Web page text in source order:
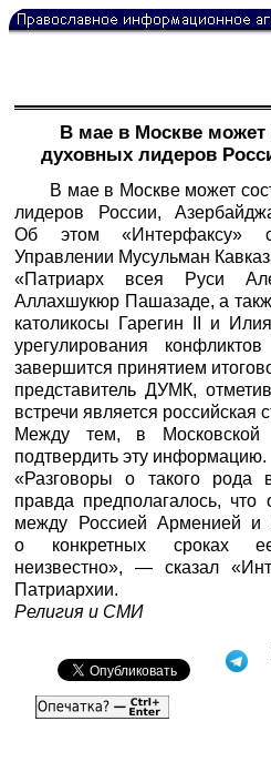
В мае в Москве может
духовных лидеров
В мае в Москве может
лидеров России,
Об этом «Интерфаксу»
Управлении Мусульман
«Патриарх всея Руси
Аллахшукюр Пашазаде, а
католикосы Гарегин II и
урегулирования
завершится принятием
представитель ДУМК,
встречи является российская
Между тем, в Московской
подтвердить эту информацию.
«Разговоры о такого рода
правда предполагалось, что
между Россией Арменией и
о конкретных сроках
неизвестно», — сказал «
Патриархии.
Религия и СМИ